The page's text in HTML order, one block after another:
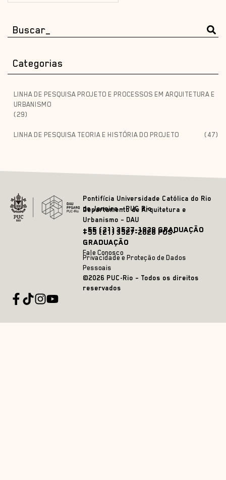
Categorias
LINHA DE PESQUISA PROJETO E PROCESSOS EM ARQUITETURA E
URBANISMO
(29)
LINHA DE PESQUISA TEORIA E HISTÓRIA DO PROJETO (47)
Pontifícia Universidade Católica do Rio
de Janeiro – PUC Rio
Departamento de Arquitetura e
Urbanismo – DAU
+55 (21) 3527-1828 GRADUAÇÃO
+55 (21) 3527-2628 PÓS-
GRADUAÇÃO
Fale Conosco
Privacidade e Proteção de Dados
Pessoais
©2026 PUC-Rio – Todos os direitos
reservados